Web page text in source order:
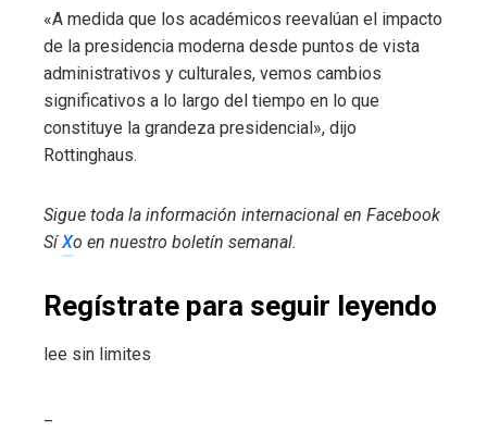
«A medida que los académicos reevalúan el impacto
de la presidencia moderna desde puntos de vista
administrativos y culturales, vemos cambios
significativos a lo largo del tiempo en lo que
constituye la grandeza presidencial», dijo
Rottinghaus.
Sigue toda la información internacional en Facebook
SíXo en nuestro boletín semanal.
Regístrate para seguir leyendo
lee sin limites